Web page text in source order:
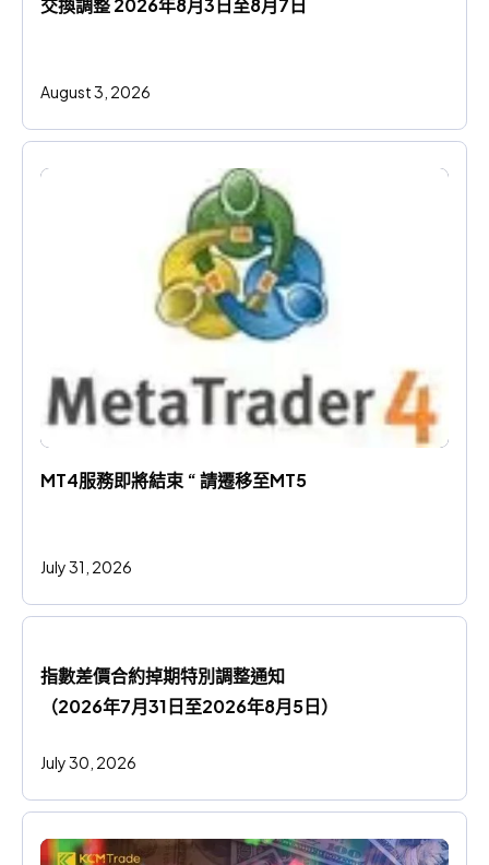
交換調整 2026年8月3日至8月7日
August 3, 2026
MT4服務即將結束 “ 請遷移至MT5
July 31, 2026
指數差價合約掉期特別調整通知
（2026年7月31日至2026年8月5日）
July 30, 2026